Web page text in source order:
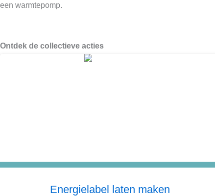
een warmtepomp.
Ontdek de collectieve acties
Energielabel laten maken